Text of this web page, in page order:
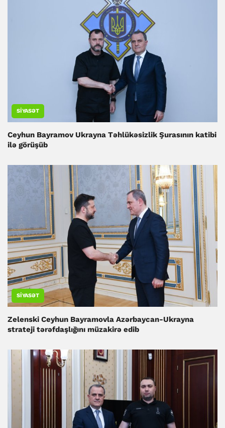
SIYASƏT
Ceyhun Bayramov Ukrayna Təhlükəsizlik Şurasının katibi
ilə görüşüb
SIYASƏT
Zelenski Ceyhun Bayramovla Azərbaycan-Ukrayna
strateji tərəfdaşlığını müzakirə edib